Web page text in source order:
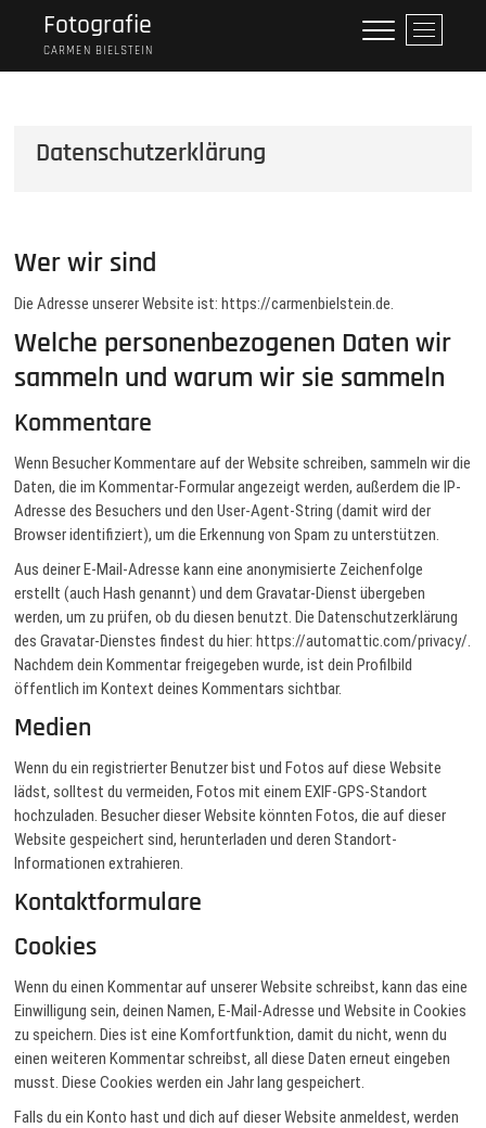
content
Fotografie
CARMEN BIELSTEIN
M
e
n
Datenschutzerklärung
Wer wir sind
Die Adresse unserer Website ist: https://carmenbielstein.de.
Welche personenbezogenen Daten wir
sammeln und warum wir sie sammeln
Kommentare
Wenn Besucher Kommentare auf der Website schreiben, sammeln wir die
Daten, die im Kommentar-Formular angezeigt werden, außerdem die IP-
Adresse des Besuchers und den User-Agent-String (damit wird der
Browser identifiziert), um die Erkennung von Spam zu unterstützen.
Aus deiner E-Mail-Adresse kann eine anonymisierte Zeichenfolge
erstellt (auch Hash genannt) und dem Gravatar-Dienst übergeben
werden, um zu prüfen, ob du diesen benutzt. Die Datenschutzerklärung
des Gravatar-Dienstes findest du hier: https://automattic.com/privacy/.
Nachdem dein Kommentar freigegeben wurde, ist dein Profilbild
öffentlich im Kontext deines Kommentars sichtbar.
Medien
Wenn du ein registrierter Benutzer bist und Fotos auf diese Website
lädst, solltest du vermeiden, Fotos mit einem EXIF-GPS-Standort
hochzuladen. Besucher dieser Website könnten Fotos, die auf dieser
Website gespeichert sind, herunterladen und deren Standort-
Informationen extrahieren.
Kontaktformulare
Cookies
Wenn du einen Kommentar auf unserer Website schreibst, kann das eine
Einwilligung sein, deinen Namen, E-Mail-Adresse und Website in Cookies
zu speichern. Dies ist eine Komfortfunktion, damit du nicht, wenn du
einen weiteren Kommentar schreibst, all diese Daten erneut eingeben
musst. Diese Cookies werden ein Jahr lang gespeichert.
Falls du ein Konto hast und dich auf dieser Website anmeldest, werden